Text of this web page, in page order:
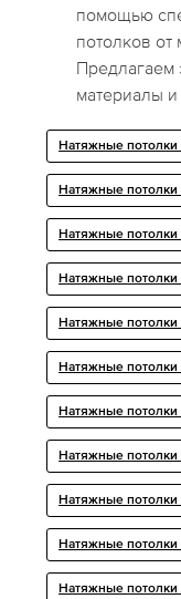
помощью
потолков от
материалы
Натяжные
Натяжные потолки
Натяжные потолки
Натяжные потолки
Натяжные потолки
Натяжные
Натяжные потолки
Натяжные потолки
Натяжные
Натяжные потолки
Натяжные потолки